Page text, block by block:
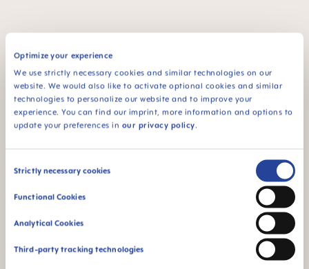
Optimize your experience
We use strictly necessary cookies and similar technologies on our
website. We would also like to activate optional cookies and similar
technologies to personalize our website and to improve your
experience. You can find our imprint, more information and options to
update your preferences in our privacy policy.
Consent
Strictly necessary cookies
Functional Cookies
Analytical Cookies
Third-party tracking technologies
FAQ
Warum BPA- und BPS-frei?
WEITERE FRAGEN?
Bitte schreibe uns eine Nachricht, wir
NACHRICHT SCHREIBEN